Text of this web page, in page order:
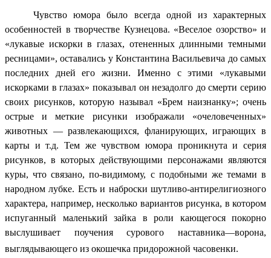
Чувство юмора было всегда одной из характерных
особенностей в творчестве Кузнецова. «Веселое озорство» и
«лукавые искорки в глазах, отененных длинными темными
ресницами», оставались у Константина Васильевича до самых
последних дней его жизни. Именно с этими «лукавыми
искорками в глазах» показывал он незадолго до смерти серию
своих рисунков, которую называл «Брем наизнанку»; очень
острые и меткие рисунки изображали «очеловеченных»
животных — развлекающихся, фланирующих, играющих в
карты и т.д. Тем же чувством юмора проникнута и серия
рисунков, в которых действующими персонажами являются
куры, что связано, по-видимому, с подобными же темами в
народном лубке. Есть и наброски шутливо-антирелигиозного
характера, например, несколько вариантов рисунка, в котором
испуганный маленький зайка в роли кающегося покорно
выслушивает поучения сурового наставника—ворона,
выглядывающего из окошечка придорожной часовенки.